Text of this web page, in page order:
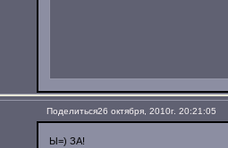
Поделиться26 октября, 2010г. 20:21:05
Ы=) ЗА!